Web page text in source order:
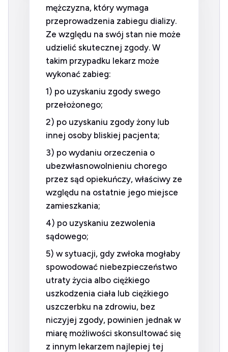
mężczyzna, który wymaga
przeprowadzenia zabiegu dializy.
Ze względu na swój stan nie może
udzielić skutecznej zgody. W
takim przypadku lekarz może
wykonać zabieg:
1) po uzyskaniu zgody swego
przełożonego;
2) po uzyskaniu zgody żony lub
innej osoby bliskiej pacjenta;
3) po wydaniu orzeczenia o
ubezwłasnowolnieniu chorego
przez sąd opiekuńczy, właściwy ze
względu na ostatnie jego miejsce
zamieszkania;
4) po uzyskaniu zezwolenia
sądowego;
5) w sytuacji, gdy zwłoka mogłaby
spowodować niebezpieczeństwo
utraty życia albo ciężkiego
uszkodzenia ciała lub ciężkiego
uszczerbku na zdrowiu, bez
niczyjej zgody, powinien jednak w
miarę możliwości skonsultować się
z innym lekarzem najlepiej tej